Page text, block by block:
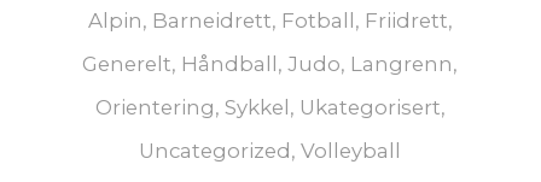
Alpin, Barneidrett, Fotball , Friidrett,
Generelt, Håndball ,Judo, Langrenn,
Orientering, Sykkel , Ukategorisert,
Uncategorized ,Volleyball